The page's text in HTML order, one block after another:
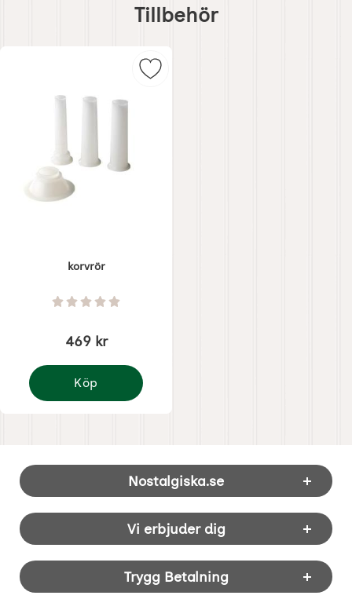
Tillbehör
korvrör
Art. nr 8350 Betyg: 0 Stjärnor av 5
469 kr
Köp
korvrör
Markera korvrör som favorit
Sidfot Blandad info och länkar
Nostalgiska.se
Vi erbjuder dig
Trygg Betalning